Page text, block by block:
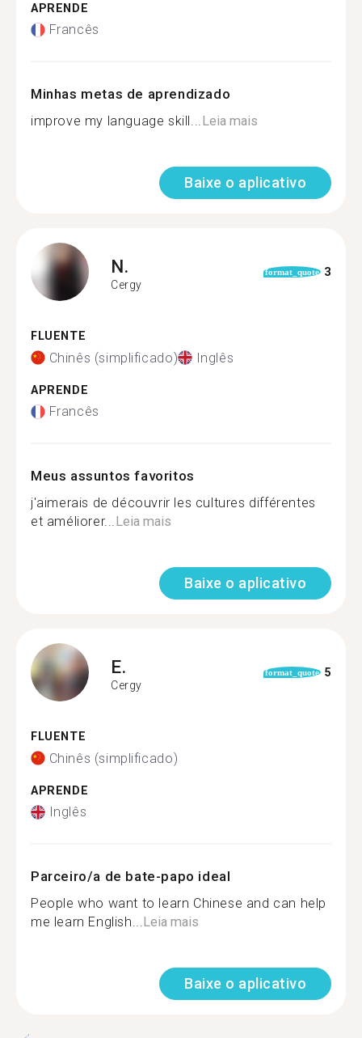
APRENDE
Francês
Minhas metas de aprendizado
improve my language skill...Leia mais
Baixe o aplicativo
N.
Cergy
format_quote 3
FLUENTE
Chinês (simplificado) Inglês
APRENDE
Francês
Meus assuntos favoritos
j'aimerais de découvrir les cultures différentes
et améliorer...Leia mais
Baixe o aplicativo
E.
Cergy
format_quote 5
FLUENTE
Chinês (simplificado)
APRENDE
Inglês
Parceiro/a de bate-papo ideal
People who want to learn Chinese and can help
me learn English...Leia mais
Baixe o aplicativo